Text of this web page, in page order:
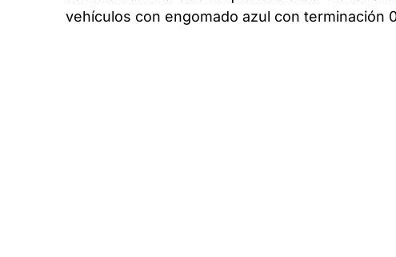
vehículos con engomado azul con terminación